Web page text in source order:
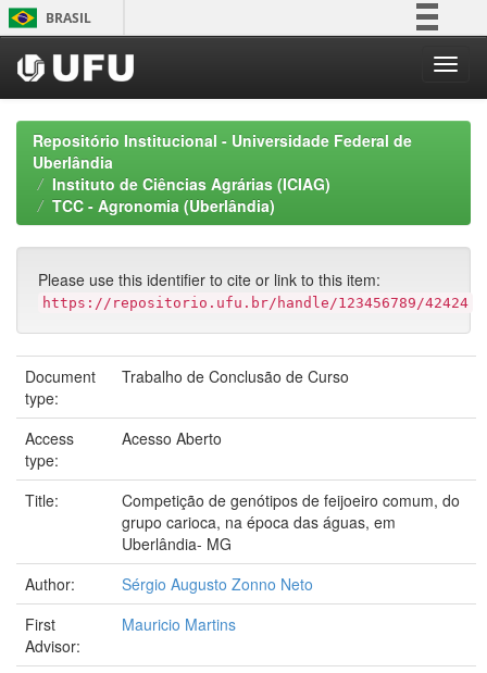
Skip
navigation
BRASIL
Participe
Acesso à informação
Legislação
Repositório Institucional - Universidade Federal de
Uberlândia
Instituto de Ciências Agrárias (ICIAG)
TCC - Agronomia (Uberlândia)
Please use this identifier to cite or link to this item:
https://repositorio.ufu.br/handle/123456789/42424
Document
type:
Trabalho de Conclusão de Curso
Access
type:
Acesso Aberto
Title:
Competição de genótipos de feijoeiro comum, do
grupo carioca, na época das águas, em
Uberlândia- MG
Author:
Sérgio Augusto Zonno Neto
First
Advisor:
Mauricio Martins